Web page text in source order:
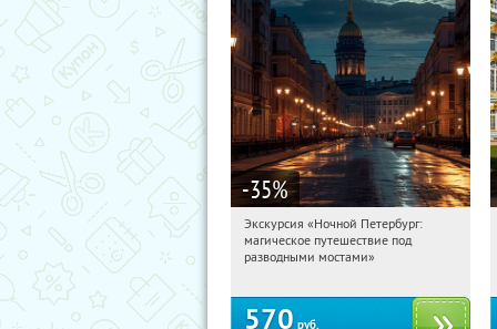
-35%
10:23:15 Купили:
Площадь Восстания
Экскурсия «Ночной Петербург:
магическое путешествие под
разводными мостами»
570 руб.